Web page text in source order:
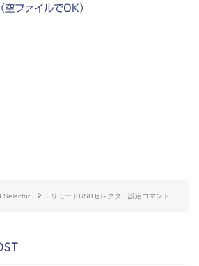
（空ファイルでOK）
Selector リモートUSBセレクタ・設定コマンド